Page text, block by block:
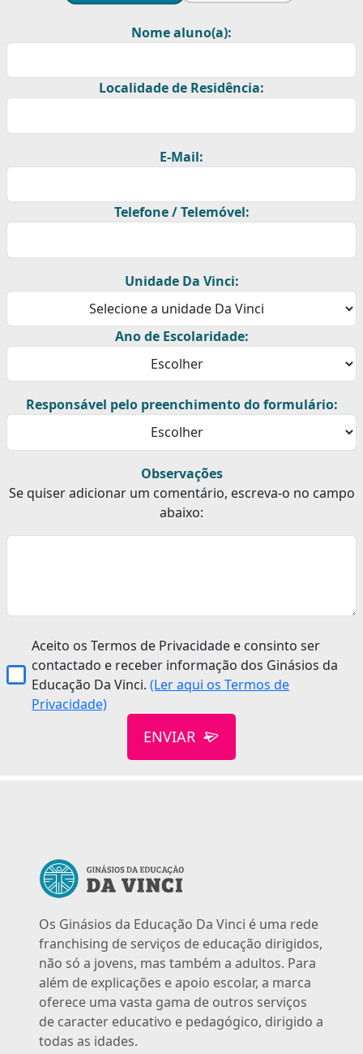
Nome aluno(a):
Localidade de Residência:
E-Mail:
Telefone / Telemóvel:
Unidade Da Vinci:
Ano de Escolaridade:
Responsável pelo preenchimento do formulário:
Observações
Se quiser adicionar um comentário, escreva-o no campo
abaixo:
Aceito os Termos de Privacidade e consinto ser
contactado e receber informação dos Ginásios da
Educação Da Vinci.(Ler aqui os Termos de
Privacidade)
ENVIAR
Os Ginásios da Educação Da Vinci é uma rede
franchising de serviços de educação dirigidos,
não só a jovens, mas também a adultos. Para
além de explicações e apoio escolar, a marca
oferece uma vasta gama de outros serviços
de caracter educativo e pedagógico, dirigido a
todas as idades.